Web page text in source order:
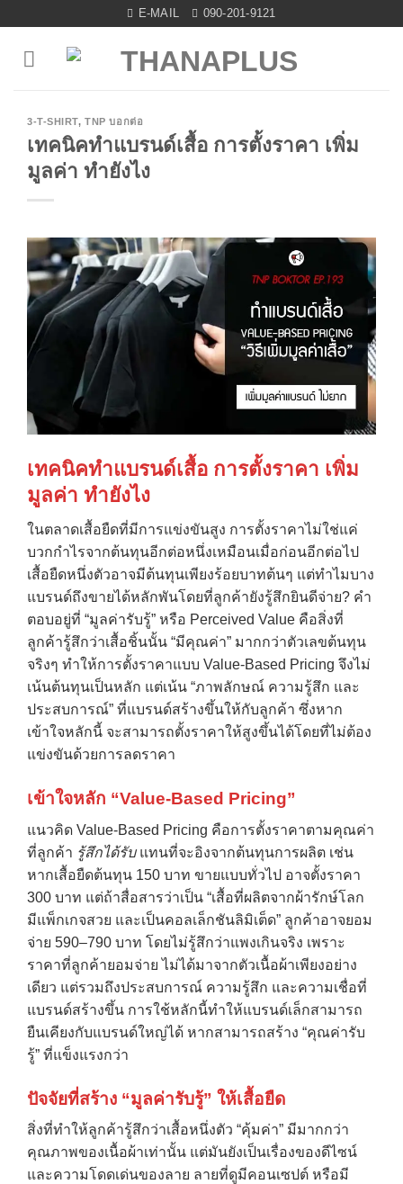
content
E-MAIL 090-201-9121
3-T-SHIRT,TNP บอกต่อ
เทคนิคทำแบรนด์เสื้อ การตั้งราคา เพิ่ม
มูลค่า ทำยังไง
เทคนิคทำแบรนด์เสื้อ การตั้งราคา เพิ่ม
มูลค่า ทำยังไง
ในตลาดเสื้อยืดที่มีการแข่งขันสูง การตั้งราคาไม่ใช่แค่
บวกกำไรจากต้นทุนอีกต่อหนึ่งเหมือนเมื่อก่อนอีกต่อไป
เสื้อยืดหนึ่งตัวอาจมีต้นทุนเพียงร้อยบาทต้นๆ แต่ทำไมบาง
แบรนด์ถึงขายได้หลักพันโดยที่ลูกค้ายังรู้สึกยินดีจ่าย? คำ
ตอบอยู่ที่ “มูลค่ารับรู้” หรือ Perceived Value คือสิ่งที่
ลูกค้ารู้สึกว่าเสื้อชิ้นนั้น “มีคุณค่า” มากกว่าตัวเลขต้นทุน
จริงๆ ทำให้การตั้งราคาแบบ Value-Based Pricing จึงไม่
เน้นต้นทุนเป็นหลัก แต่เน้น “ภาพลักษณ์ ความรู้สึก และ
ประสบการณ์” ที่แบรนด์สร้างขึ้นให้กับลูกค้า ซึ่งหาก
เข้าใจหลักนี้ จะสามารถตั้งราคาให้สูงขึ้นได้โดยที่ไม่ต้อง
แข่งขันด้วยการลดราคา
เข้าใจหลัก “Value-Based Pricing”
แนวคิด Value-Based Pricing คือการตั้งราคาตามคุณค่า
ที่ลูกค้า รู้สึกได้รับแทนที่จะอิงจากต้นทุนการผลิต เช่น
หากเสื้อยืดต้นทุน 150 บาท ขายแบบทั่วไป อาจตั้งราคา
300 บาท แต่ถ้าสื่อสารว่าเป็น “เสื้อที่ผลิตจากผ้ารักษ์โลก
มีแพ็กเกจสวย และเป็นคอลเล็กชันลิมิเต็ด” ลูกค้าอาจยอม
จ่าย 590–790 บาท โดยไม่รู้สึกว่าแพงเกินจริง เพราะ
ราคาที่ลูกค้ายอมจ่าย ไม่ได้มาจากตัวเนื้อผ้าเพียงอย่าง
เดียว แต่รวมถึงประสบการณ์ ความรู้สึก และความเชื่อที่
แบรนด์สร้างขึ้น การใช้หลักนี้ทำให้แบรนด์เล็กสามารถ
ยืนเคียงกับแบรนด์ใหญ่ได้ หากสามารถสร้าง “คุณค่ารับ
รู้” ที่แข็งแรงกว่า
ปัจจัยที่สร้าง “มูลค่ารับรู้” ให้เสื้อยืด
สิ่งที่ทำให้ลูกค้ารู้สึกว่าเสื้อหนึ่งตัว “คุ้มค่า” มีมากกว่า
คุณภาพของเนื้อผ้าเท่านั้น แต่มันยังเป็นเรื่องของดีไซน์
และความโดดเด่นของลาย ลายที่ดูมีคอนเซปต์ หรือมี